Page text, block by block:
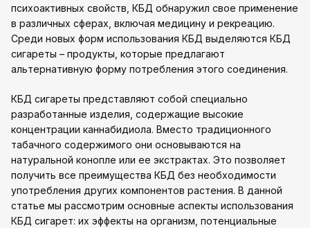
психоактивных свойств, КБД обнаружил свое применение
в различных сферах, включая медицину и рекреацию.
Среди новых форм использования КБД выделяются КБД
сигареты – продукты, которые предлагают
альтернативную форму потребления этого соединения.
КБД сигареты представляют собой специально
разработанные изделия, содержащие высокие
концентрации каннабидиола. Вместо традиционного
табачного содержимого они основываются на
натуральной конопле или ее экстрактах. Это позволяет
получить все преимущества КБД без необходимости
употребления других компонентов растения. В данной
статье мы рассмотрим основные аспекты использования
КБД сигарет: их эффекты на организм, потенциальные